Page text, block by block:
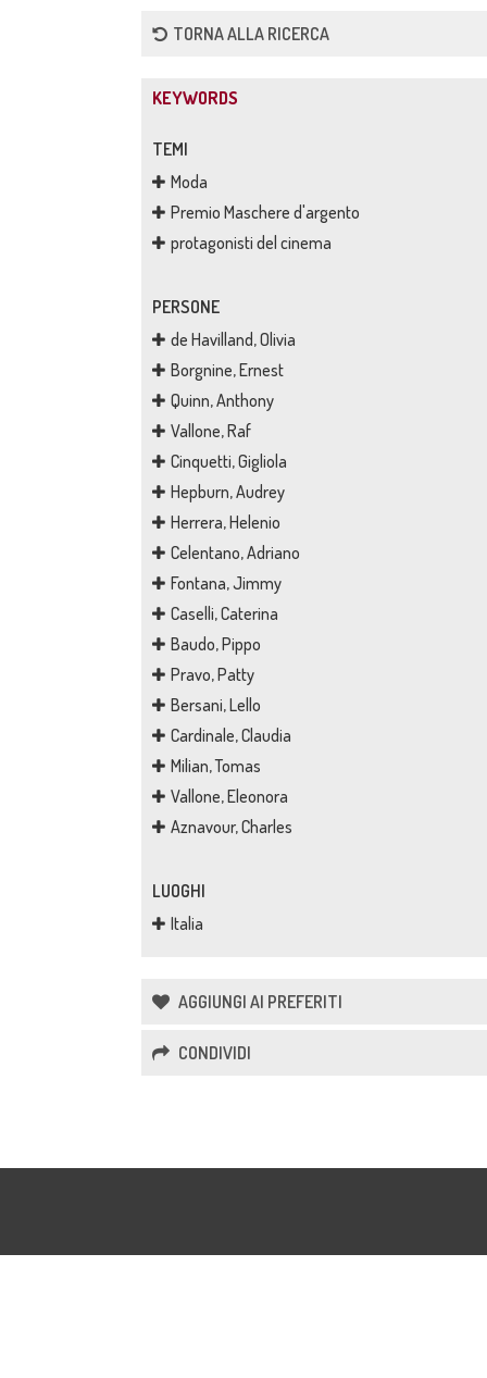
TORNA ALLA RICERCA
KEYWORDS
TEMI
Moda
Premio Maschere d'argento
protagonisti del cinema
PERSONE
de Havilland, Olivia
Borgnine, Ernest
Quinn, Anthony
Vallone, Raf
Cinquetti, Gigliola
Hepburn, Audrey
Herrera, Helenio
Celentano, Adriano
Fontana, Jimmy
Caselli, Caterina
Baudo, Pippo
Pravo, Patty
Bersani, Lello
Cardinale, Claudia
Milian, Tomas
Vallone, Eleonora
Aznavour, Charles
LUOGHI
Italia
AGGIUNGI AI PREFERITI
CONDIVIDI